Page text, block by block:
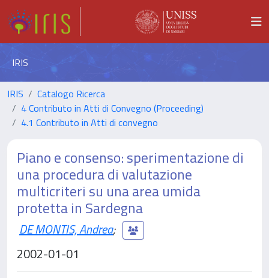
IRIS
IRIS
Catalogo Ricerca
4 Contributo in Atti di Convegno (Proceeding)
4.1 Contributo in Atti di convegno
Piano e consenso: sperimentazione di
una procedura di valutazione
multicriteri su una area umida
protetta in Sardegna
DE MONTIS, Andrea;
2002-01-01